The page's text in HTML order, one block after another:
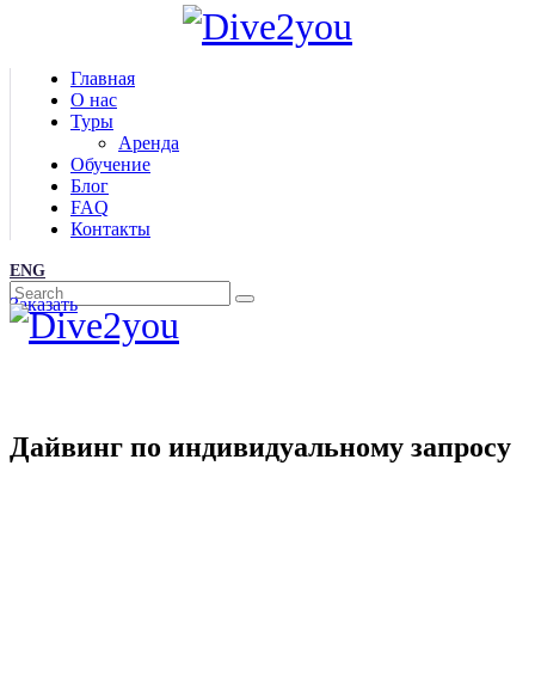
Главная
О нас
Туры
Аренда
Обучение
Блог
FAQ
Контакты
ENG
Заказать
Дайвинг по индивидуальному запросу